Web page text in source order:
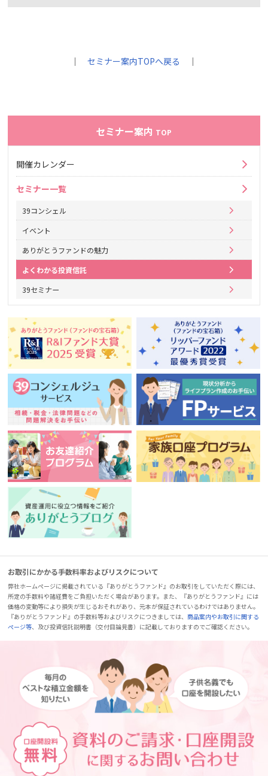
｜セミナー案内TOPへ戻る ｜
セミナー案内 TOP
開催カレンダー
セミナー一覧
39コンシェル
イベント
ありがとうファンドの魅力
よくわかる投資信託
39セミナー
お取引にかかる手数料率およびリスクについて
弊社ホームページに掲載されている『ありがとうファンド』のお取引をしていただく際には、
所定の手数料や諸経費をご負担いただく場合があります。また、『ありがとうファンド』には
価格の変動等により損失が生じるおそれがあり、元本が保証されているわけではありません。
『ありがとうファンド』の手数料等およびリスクにつきましては、商品案内やお取引に関する
ページ等、及び投資信託説明書（交付目論見書）に記載しておりますのでご確認ください。